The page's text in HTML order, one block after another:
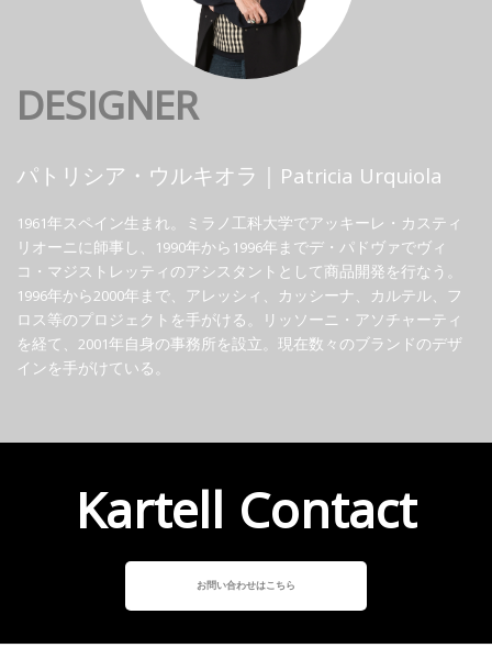
DESIGNER
パトリシア・ウルキオラ｜Patricia Urquiola
1961年スペイン生まれ。ミラノ工科大学でアッキーレ・カスティ
リオーニに師事し、1990年から1996年までデ・パドヴァでヴィ
コ・マジストレッティのアシスタントとして商品開発を行なう。
1996年から2000年まで、アレッシィ、カッシーナ、カルテル、フ
ロス等のプロジェクトを手がける。リッソーニ・アソチャーティ
を経て、2001年自身の事務所を設立。現在数々のブランドのデザ
インを手がけている。
Kartell Contact
お問い合わせはこちら